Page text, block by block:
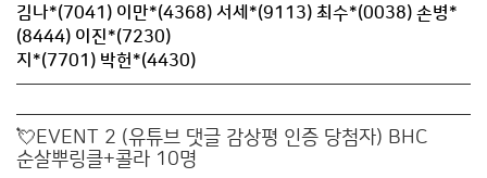
김나*(7041) 이만*(4368) 서세*(9113) 최수*(0038) 손병*
(8444) 이진*(7230)
지*(7701) 박헌*(4430)
💘EVENT 2 (유튜브 댓글 감상평 인증 당첨자) BHC
순살뿌링클+콜라 10명